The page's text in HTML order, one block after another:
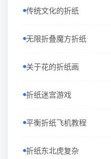
传统文化的折纸
无限折叠魔方折纸
关于花的折纸画
折纸迷宫游戏
平衡折纸飞机教程
折纸东北虎复杂